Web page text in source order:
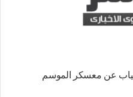
عن معسكر الموسم